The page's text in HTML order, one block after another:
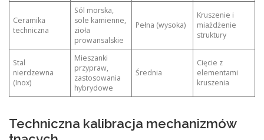
Ceramika
techniczna
Sól morska,
sole kamienne,
zioła
prowansalskie
Pełna (wysoka)
Kruszenie i
miażdżenie
struktury
Stal
nierdzewna
(Inox)
Mieszanki
przypraw,
zastosowania
hybrydowe
Średnia
Cięcie z
elementami
kruszenia
Techniczna kalibracja mechanizmów